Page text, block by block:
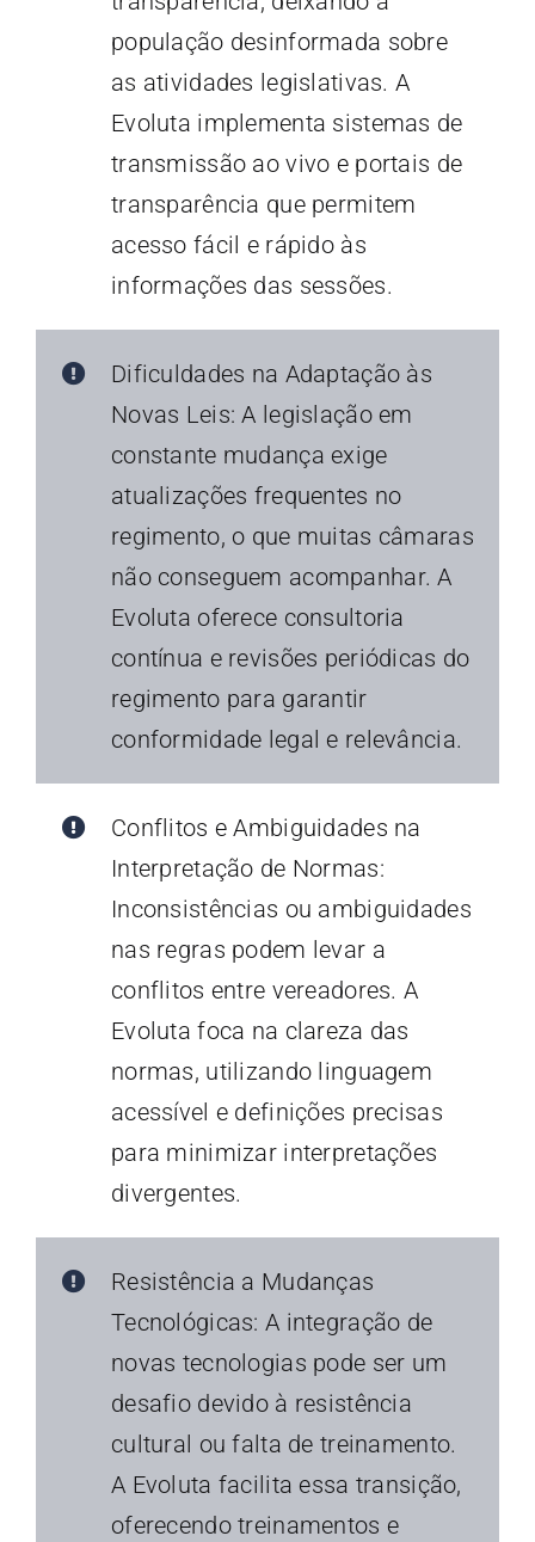
população desinformada sobre
as atividades legislativas. A
Evoluta implementa sistemas de
transmissão ao vivo e portais de
transparência que permitem
acesso fácil e rápido às
informações das sessões.
Dificuldades na Adaptação às
Novas Leis: A legislação em
constante mudança exige
atualizações frequentes no
regimento, o que muitas câmaras
não conseguem acompanhar. A
Evoluta oferece consultoria
contínua e revisões periódicas do
regimento para garantir
conformidade legal e relevância.
Conflitos e Ambiguidades na
Interpretação de Normas:
Inconsistências ou ambiguidades
nas regras podem levar a
conflitos entre vereadores. A
Evoluta foca na clareza das
normas, utilizando linguagem
acessível e definições precisas
para minimizar interpretações
divergentes.
Resistência a Mudanças
Tecnológicas: A integração de
novas tecnologias pode ser um
desafio devido à resistência
cultural ou falta de treinamento.
A Evoluta facilita essa transição,
oferecendo treinamentos e